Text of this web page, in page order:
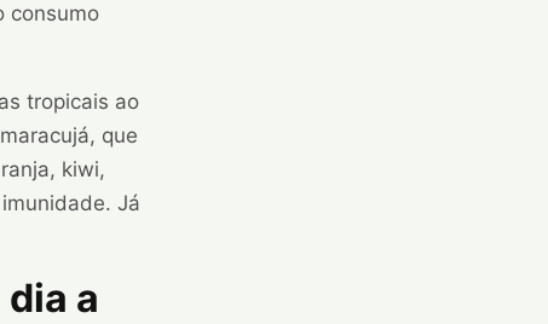
consumo
tropicais ao
que
kiwi,
Já
a